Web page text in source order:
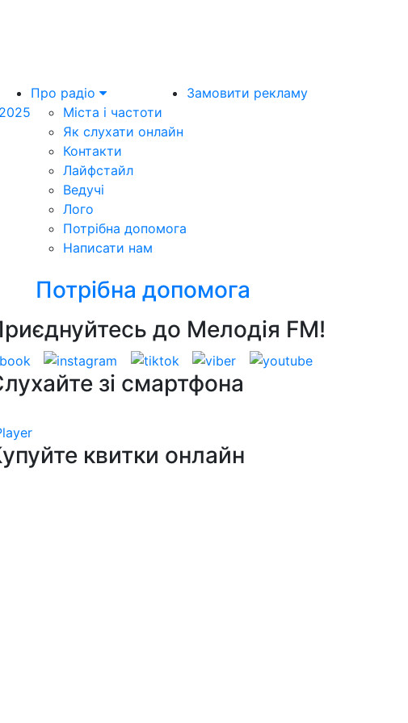
Про радіо
Міста і частоти
Як слухати онлайн
Контакти
Лайфстайл
Ведучі
Лого
Потрібна допомога
Написати нам
Замовити рекламу
Потрібна допомога
до Мелодія FM!
зі смартфона
квитки онлайн